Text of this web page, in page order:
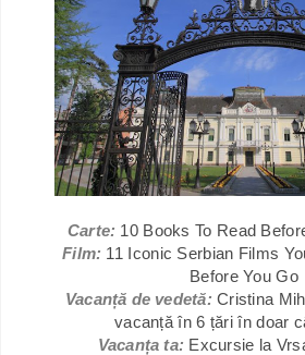
Carte: 10 Books To Read
Film: 11 Iconic Serbian Films
Before You Go
Vacanță de vedetă: Cristina
vacanță în 6 țări în doar
Vacanța ta: Excursie la